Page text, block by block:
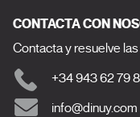
CONTACTA CON
Contacta y resuelve
+34 943 62 79
info@dinuy.com